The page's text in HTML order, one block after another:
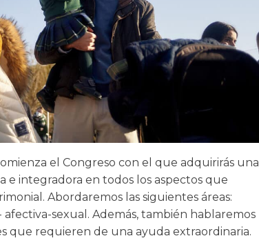
el Congreso con el que adquirirás una
e integradora en todos los aspectos que
Abordaremos las siguientes áreas:
sexual. Además, también hablaremos
que requieren de una ayuda extraordinaria.